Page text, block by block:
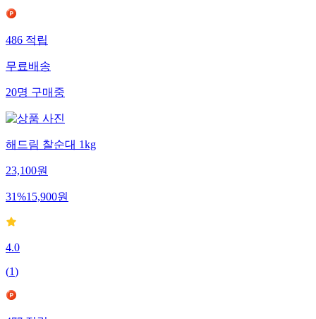
486적립
무료배송
20명구매중
해드림 찰순대 1kg
23,100원
31%15,900원
4.0
(1)